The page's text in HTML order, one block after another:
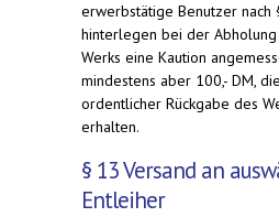
erwerbstätige Benutzer nach
hinterlegen bei der
Werks eine Kaution
mindestens aber 100,- DM,
ordentlicher Rückgabe des
erhalten.
§ 13 Versand an
Entleiher